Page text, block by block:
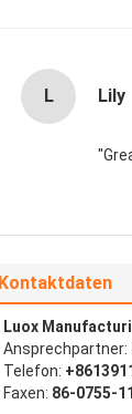
L Lily
Kontaktdaten
Luox
Ansprechpartner:
Telefon:
Faxen: 86-0755-